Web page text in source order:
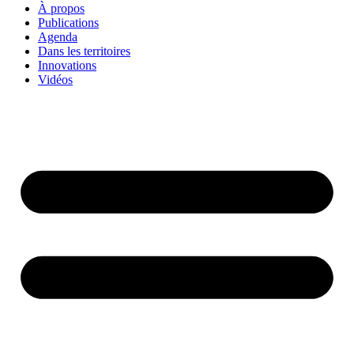
À propos
Publications
Agenda
Dans les territoires
Innovations
Vidéos